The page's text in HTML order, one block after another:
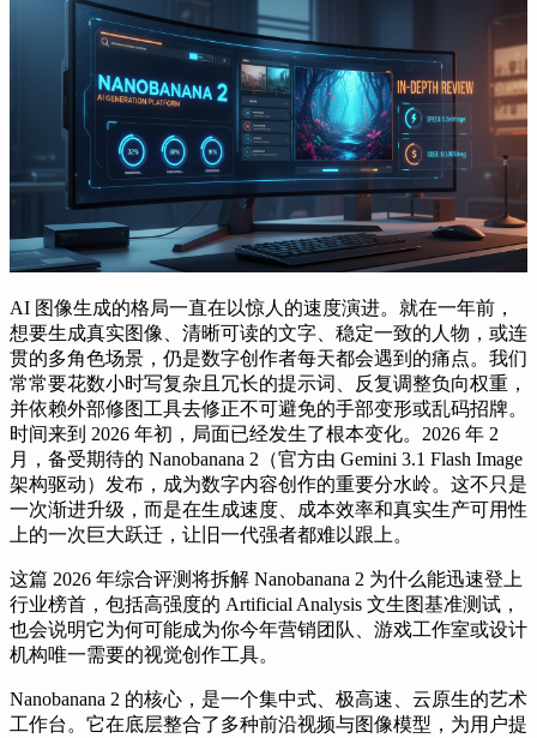
AI 图像生成的格局一直在以惊人的速度演进。就在一年前，
想要生成真实图像、清晰可读的文字、稳定一致的人物，或连
贯的多角色场景，仍是数字创作者每天都会遇到的痛点。我们
常常要花数小时写复杂且冗长的提示词、反复调整负向权重，
并依赖外部修图工具去修正不可避免的手部变形或乱码招牌。
时间来到 2026 年初，局面已经发生了根本变化。2026 年 2
月，备受期待的 Nanobanana 2 （官方由 Gemini 3.1 Flash Image
架构驱动）发布，成为数字内容创作的重要分水岭。这不只是
一次渐进升级，而是在生成速度、成本效率和真实生产可用性
上的一次巨大跃迁，让旧一代强者都难以跟上。
这篇 2026 年综合评测将拆解 Nanobanana 2 为什么能迅速登上
行业榜首，包括高强度的 Artificial Analysis 文生图基准测试，
也会说明它为何可能成为你今年营销团队、游戏工作室或设计
机构唯一需要的视觉创作工具。
Nanobanana 2 的核心，是一个集中式、极高速、云原生的艺术
工作台。它在底层整合了多种前沿视频与图像模型，为用户提